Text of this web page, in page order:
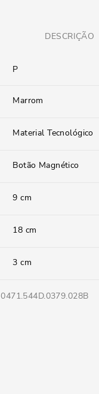
DESCRIÇÃO
P
Marrom
Material Tecnológico
Botão Magnético
9 cm
18 cm
3 cm
0471.544D.0379.028B